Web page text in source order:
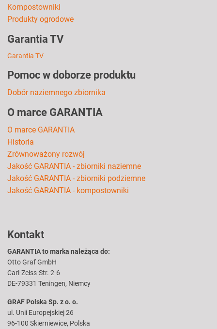
Kompostowniki
Produkty ogrodowe
Garantia TV
Garantia TV
Pomoc w doborze produktu
Dobór naziemnego zbiornika
O marce GARANTIA
O marce GARANTIA
Historia
Zrównoważony rozwój
Jakość GARANTIA - zbiorniki naziemne
Jakość GARANTIA - zbiorniki podziemne
Jakość GARANTIA - kompostowniki
Kontakt
GARANTIA to marka należąca do:
Otto Graf GmbH
Carl-Zeiss-Str. 2-6
DE-79331 Teningen, Niemcy
GRAF Polska Sp. z o. o.
ul. Unii Europejskiej 26
96-100 Skierniewice, Polska